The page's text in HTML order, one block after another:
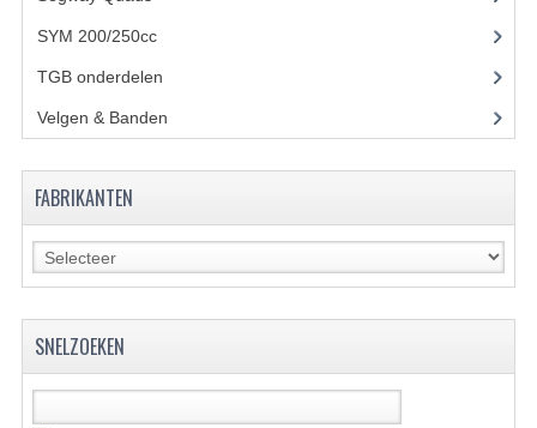
SYM 200/250cc(15)
TGB onderdelen
Velgen & Banden
FABRIKANTEN
SNELZOEKEN